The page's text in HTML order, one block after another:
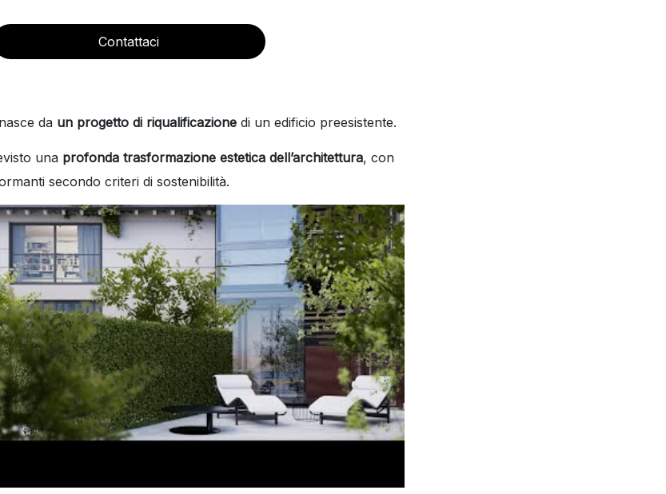
Contattaci
nasce da un progetto di riqualificazione di un edificio preesistente.
una profonda trasformazione estetica dell’architettura, con
secondo criteri di sostenibilità.